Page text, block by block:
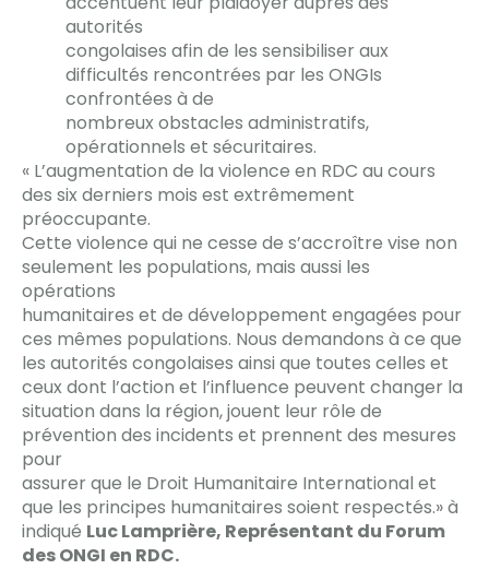
autorités
congolaises afin de les sensibiliser aux
difficultés rencontrées par les ONGIs
confrontées à de
nombreux obstacles administratifs,
opérationnels et sécuritaires.
« L’augmentation de la violence en RDC au cours
des six derniers mois est extrêmement
préoccupante.
Cette violence qui ne cesse de s’accroître vise non
seulement les populations, mais aussi les
opérations
humanitaires et de développement engagées pour
ces mêmes populations. Nous demandons à ce que
les autorités congolaises ainsi que toutes celles et
ceux dont l’action et l’influence peuvent changer la
situation dans la région, jouent leur rôle de
prévention des incidents et prennent des mesures
pour
assurer que le Droit Humanitaire International et
que les principes humanitaires soient respectés.» à
indiqué Luc Lamprière, Représentant du Forum
des ONGI en RDC.